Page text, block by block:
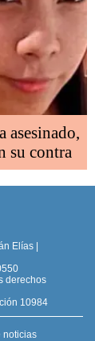
asesinado,
su contra
Elías |
derechos
10984
noticias